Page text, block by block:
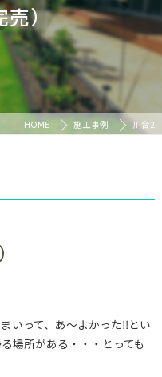
売）
HOME 施工事例 川合2
いって、あ～よかった‼とい
場所がある・・・とっても